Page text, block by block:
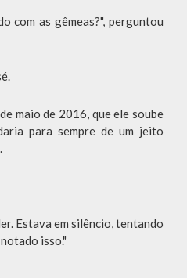
com as gêmeas?", perguntou
maio de 2016, que ele soube
para sempre de um jeito
Estava em silêncio, tentando
isso."